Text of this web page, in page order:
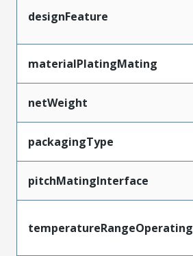
designFeature
materialPlatingMating
netWeight
packagingType
pitchMatingInterface
temperatureRangeOperating